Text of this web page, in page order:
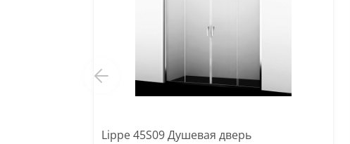
Lippe 45S09 Душевая дверь